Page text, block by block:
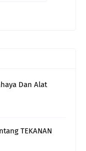
Dan Alat
TEKANAN